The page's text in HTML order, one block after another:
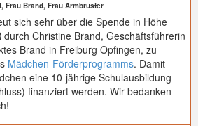
Frau Brand, Frau Armbruster
sich sehr über die Spende in Höhe
durch Christine Brand, Geschäftsführerin
Brand in Freiburg Opfingen, zu
Mädchen-Förderprogramms. Damit
eine 10-jährige Schulausbildung
finanziert werden. Wir bedanken